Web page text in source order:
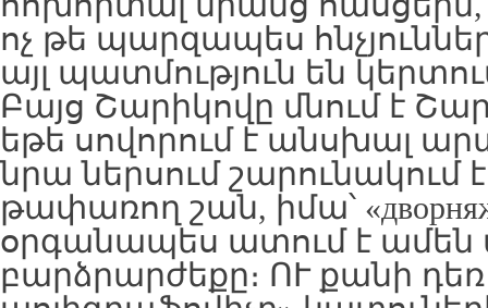
ոչ թե պարզապես
այլ պատմություն են
Բայց Շարիկովը մնում է
եթե սովորում է անսխալ
նրա ներսում շարունակում
թափառող շան, իմա՝
օրգանապես ատում է ամեն
բարձրարժեքը։ ՈՒ քանի դեռ